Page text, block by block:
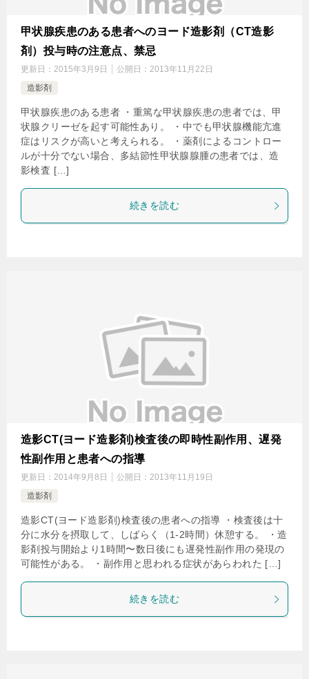
甲状腺疾患のある患者へのヨード造影剤（CT造影
剤）投与時の注意点、禁忌
更新日： 2015年3月9日 公開日： 2013年11月22日
造影剤
甲状腺疾患のある患者 ・重篤な甲状腺疾患の患者では、甲
状腺クリーゼを起す可能性あり。 ・中でも甲状腺機能亢進
症はリスクが高いと考えられる。 ・薬剤によるコントロー
ルが十分でない場合、多結節性甲状腺腺腫の患者では、造
影検査 […]
続きを読む
造影CT(ヨード造影剤)検査後の即時性副作用、遅発
性副作用と患者への指導
更新日： 2014年9月8日 公開日： 2013年11月19日
造影剤
造影CT(ヨード造影剤)検査後の患者への指導 ・検査後は十
分に水分を摂取して、しばらく（1-2時間）休憩する。 ・造
影剤投与開始より1時間〜数日後にも遅発性副作用の発現の
可能性がある。 ・副作用と思われる症状があらわれた […]
続きを読む